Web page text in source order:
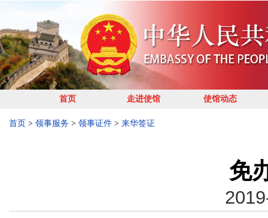
首页 走进使馆 使馆动态
首页 > 领事服务 > 领事证件 > 来华签证
免